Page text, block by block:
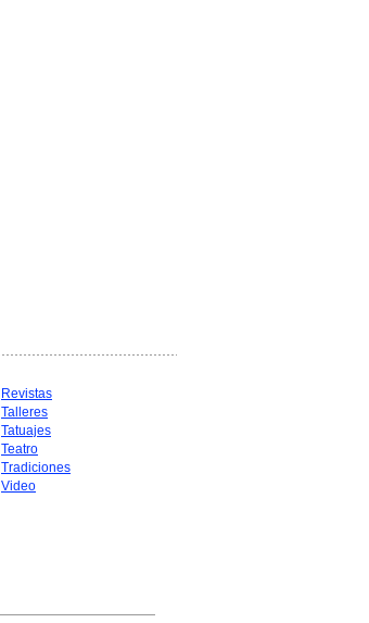
Revistas
Talleres
Tatuajes
Teatro
Tradiciones
Video